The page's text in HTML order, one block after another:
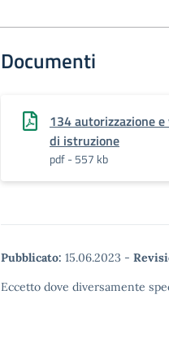
Documenti
134 autorizzazione
di istruzione
pdf - 557 kb
Pubblicato: 15.06.2023 -
Eccetto dove diversamente